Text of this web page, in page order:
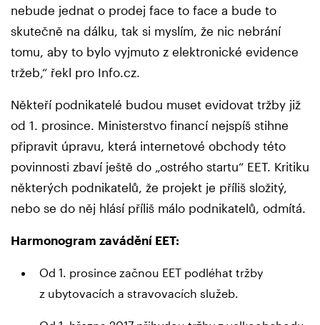
nebude jednat o prodej face to face a bude to
skutečně na dálku, tak si myslím, že nic nebrání
tomu, aby to bylo vyjmuto z elektronické evidence
tržeb,“ řekl pro Info.cz.
Někteří podnikatelé budou muset evidovat tržby již
od 1. prosince. Ministerstvo financí nejspíš stihne
připravit úpravu, která internetové obchody této
povinnosti zbaví ještě do „ostrého startu“ EET. Kritiku
některých podnikatelů, že projekt je příliš složitý,
nebo se do něj hlásí příliš málo podnikatelů, odmítá.
Harmonogram zavádění EET:
Od 1. prosince začnou EET podléhat tržby
z ubytovacích a stravovacích služeb.